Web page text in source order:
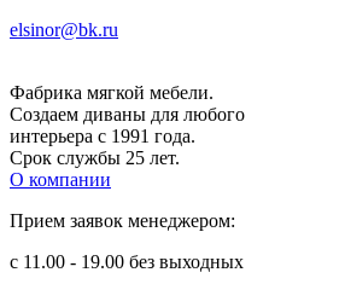
elsinor@bk.ru
Фабрика мягкой мебели.
Создаем диваны для любого
интерьера с 1991 года.
Срок службы 25 лет.
О компании
Прием заявок менеджером:
с 11.00 - 19.00 без выходных